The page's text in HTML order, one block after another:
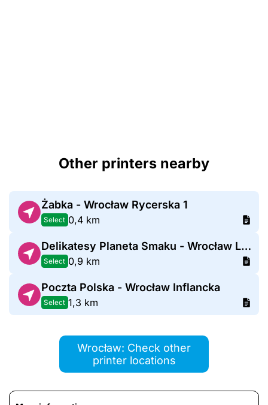
Other printers nearby
Żabka - Wrocław Rycerska 1
Select 0,4 km
Delikatesy Planeta Smaku - Wrocław Litewska
Select 0,9 km
Poczta Polska - Wrocław Inflancka
Select 1,3 km
Wrocław: Check other
printer locations